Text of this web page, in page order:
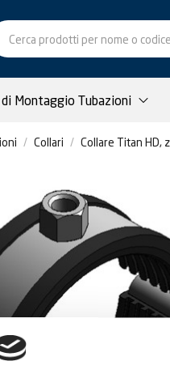
Montaggio Tubazioni
Collari Collare Titan HD,